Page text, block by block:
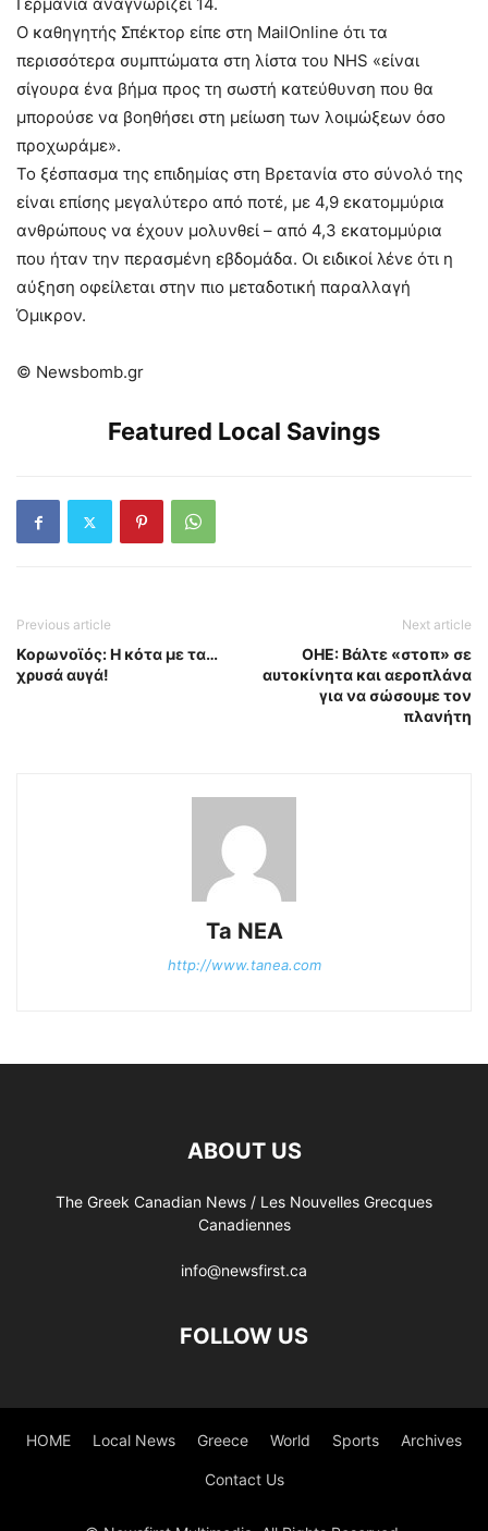
Ο καθηγητής Σπέκτορ είπε στη MailOnline ότι τα
περισσότερα συμπτώματα στη λίστα του NHS «είναι
σίγουρα ένα βήμα προς τη σωστή κατεύθυνση που θα
μπορούσε να βοηθήσει στη μείωση των λοιμώξεων όσο
προχωράμε».
Το ξέσπασμα της επιδημίας στη Βρετανία στο σύνολό της
είναι επίσης μεγαλύτερο από ποτέ, με 4,9 εκατομμύρια
ανθρώπους να έχουν μολυνθεί – από 4,3 εκατομμύρια
που ήταν την περασμένη εβδομάδα. Οι ειδικοί λένε ότι η
αύξηση οφείλεται στην πιο μεταδοτική παραλλαγή
Όμικρον.
© Newsbomb.gr
Featured Local Savings
Previous article
Κορωνοϊός: Η κότα με τα…
χρυσά αυγά!
Next article
ΟΗΕ: Βάλτε «στοπ» σε
αυτοκίνητα και αεροπλάνα
για να σώσουμε τον
πλανήτη
Ta NEA
http://www.tanea.com
ABOUT US
The Greek Canadian News / Les Nouvelles Grecques
Canadiennes
info@newsfirst.ca
FOLLOW US
HOME Local News Greece World Sports Archives
Contact Us